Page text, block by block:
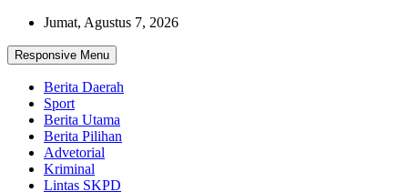
Skip
content
Jumat, Agustus 7, 2026
Responsive Menu
Berita Daerah
Sport
Berita Utama
Berita Pilihan
Advetorial
Kriminal
Lintas SKPD